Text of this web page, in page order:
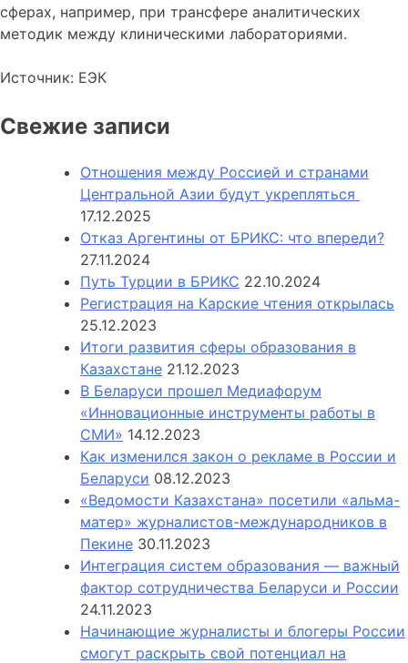
сферах, например, при трансфере аналитических
методик между клиническими лабораториями.
Источник: ЕЭК
Свежие записи
Отношения между Россией и странами
Центральной Азии будут укрепляться
17.12.2025
Отказ Аргентины от БРИКС: что впереди?
27.11.2024
Путь Турции в БРИКС 22.10.2024
Регистрация на Карские чтения открылась
25.12.2023
Итоги развития сферы образования в
Казахстане 21.12.2023
В Беларуси прошел Медиафорум
«Инновационные инструменты работы в
СМИ» 14.12.2023
Как изменился закон о рекламе в России и
Беларуси 08.12.2023
«Ведомости Казахстана» посетили «альма-
матер» журналистов-международников в
Пекине 30.11.2023
Интеграция систем образования — важный
фактор сотрудничества Беларуси и России
24.11.2023
Начинающие журналисты и блогеры России
смогут раскрыть свой потенциал на